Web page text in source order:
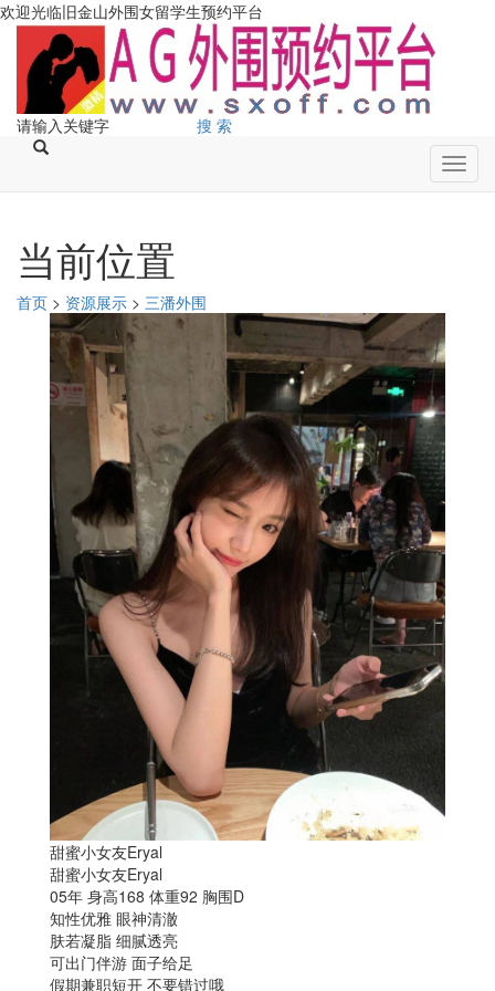
欢迎光临旧金山外围女留学生预约平台
搜 索
当前位置
首页 > 资源展示 > 三潘外围
甜蜜小女友Eryal
甜蜜小女友Eryal
05年 身高168 体重92 胸围D
知性优雅 眼神清澈
肤若凝脂 细腻透亮
可出门伴游 面子给足
假期兼职短开 不要错过哦